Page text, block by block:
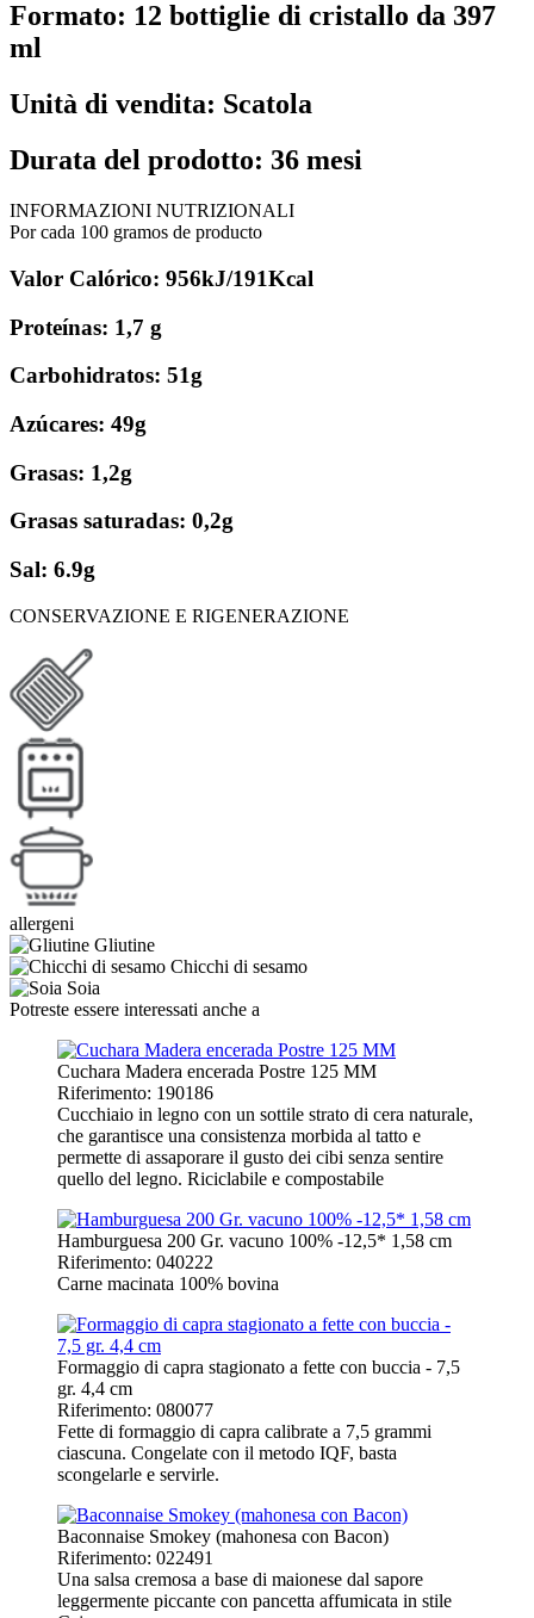
Formato: 12 bottiglie di cristallo da 397
ml
Unità di vendita: Scatola
Durata del prodotto: 36 mesi
INFORMAZIONI NUTRIZIONALI
Por cada 100 gramos de producto
Valor Calórico: 956kJ/191Kcal
Proteínas: 1,7 g
Carbohidratos: 51g
Azúcares: 49g
Grasas: 1,2g
Grasas saturadas: 0,2g
Sal: 6.9g
CONSERVAZIONE E RIGENERAZIONE
allergeni
Gliutine
Chicchi di sesamo
Soia
Potreste essere interessati anche a
Cuchara Madera encerada Postre 125 MM
Riferimento: 190186
Cucchiaio in legno con un sottile strato di cera naturale,
che garantisce una consistenza morbida al tatto e
permette di assaporare il gusto dei cibi senza sentire
quello del legno. Riciclabile e compostabile
Hamburguesa 200 Gr. vacuno 100% -12,5* 1,58 cm
Riferimento: 040222
Carne macinata 100% bovina
Formaggio di capra stagionato a fette con buccia - 7,5
gr. 4,4 cm
Riferimento: 080077
Fette di formaggio di capra calibrate a 7,5 grammi
ciascuna. Congelate con il metodo IQF, basta
scongelarle e servirle.
Baconnaise Smokey (mahonesa con Bacon)
Riferimento: 022491
Una salsa cremosa a base di maionese dal sapore
leggermente piccante con pancetta affumicata in stile